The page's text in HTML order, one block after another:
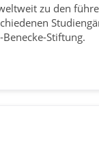
zu den
Stiftung.